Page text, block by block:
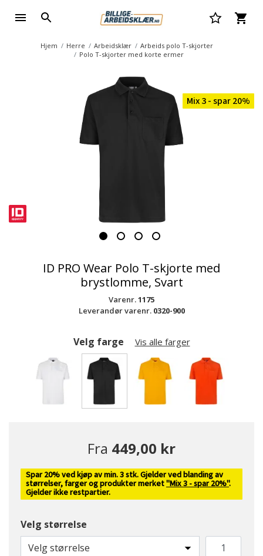
Hjem Herre Arbeidsklær
Arbeids polo T-skjorter
Polo T-skjorter med korte ermer
Mix 3 - spar 20%
ID PRO Wear Polo T-skjorte med
brystlomme, Svart
Varenr.1175
Leverandør varenr. 0320-900
Velg farge Vis alle farger
Fra 449,00 kr
Spar 20% ved kjøp av min. 3 stk. Gjelder ved blanding av
størrelser, farger og produkter merket"Mix 3 - spar 20%".
Gjelder ikke restpartier.
Velg størrelse
Velg størrelse